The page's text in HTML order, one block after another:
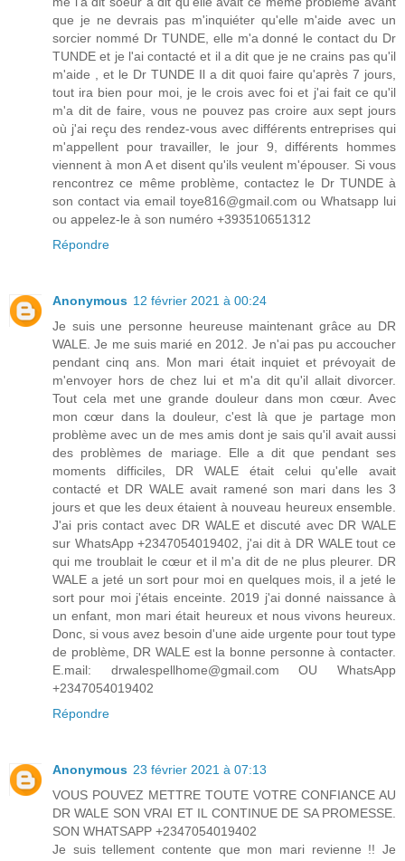
que je ne devrais pas m'inquiéter qu'elle m'aide avec un
sorcier nommé Dr TUNDE, elle m'a donné le contact du Dr
TUNDE et je l'ai contacté et il a dit que je ne crains pas qu'il
m'aide , et le Dr TUNDE Il a dit quoi faire qu'après 7 jours,
tout ira bien pour moi, je le crois avec foi et j'ai fait ce qu'il
m'a dit de faire, vous ne pouvez pas croire aux sept jours
où j'ai reçu des rendez-vous avec différents entreprises qui
m'appellent pour travailler, le jour 9, différents hommes
viennent à mon A et disent qu'ils veulent m'épouser. Si vous
rencontrez ce même problème, contactez le Dr TUNDE à
son contact via email toye816@gmail.com ou Whatsapp lui
ou appelez-le à son numéro +393510651312
Répondre
Anonymous 12 février 2021 à 00:24
Je suis une personne heureuse maintenant grâce au DR
WALE. Je me suis marié en 2012. Je n'ai pas pu accoucher
pendant cinq ans. Mon mari était inquiet et prévoyait de
m'envoyer hors de chez lui et m'a dit qu'il allait divorcer.
Tout cela met une grande douleur dans mon cœur. Avec
mon cœur dans la douleur, c'est là que je partage mon
problème avec un de mes amis dont je sais qu'il avait aussi
des problèmes de mariage. Elle a dit que pendant ses
moments difficiles, DR WALE était celui qu'elle avait
contacté et DR WALE avait ramené son mari dans les 3
jours et que les deux étaient à nouveau heureux ensemble.
J'ai pris contact avec DR WALE et discuté avec DR WALE
sur WhatsApp +2347054019402, j'ai dit à DR WALE tout ce
qui me troublait le cœur et il m'a dit de ne plus pleurer. DR
WALE a jeté un sort pour moi en quelques mois, il a jeté le
sort pour moi j'étais enceinte. 2019 j'ai donné naissance à
un enfant, mon mari était heureux et nous vivons heureux.
Donc, si vous avez besoin d'une aide urgente pour tout type
de problème, DR WALE est la bonne personne à contacter.
E.mail: drwalespellhome@gmail.com OU WhatsApp
+2347054019402
Répondre
Anonymous 23 février 2021 à 07:13
VOUS POUVEZ METTRE TOUTE VOTRE CONFIANCE AU
DR WALE SON VRAI ET IL CONTINUE DE SA PROMESSE.
SON WHATSAPP +2347054019402
Je suis tellement contente que mon mari revienne !! Je